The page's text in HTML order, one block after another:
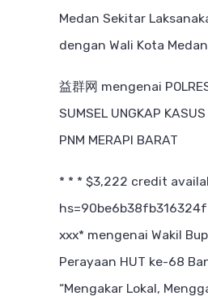
Medan Sekitar
dengan Wali Kota Medan
益群网 mengenai
SUMSEL UNGKAP
PNM MERAPI BARAT
* * * $3,222 credit
ххх* mengenai Wakil
Perayaan HUT ke-68
“Mengakar Lokal,